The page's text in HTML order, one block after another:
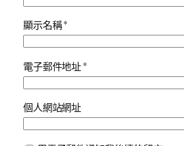
顯示名稱*
電子郵件地址*
個人網站網址